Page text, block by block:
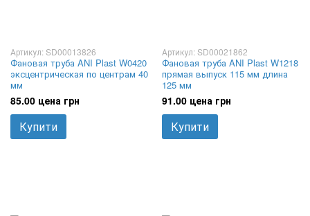
Артикул: SD00013826
Фановая труба ANI Plast W0420
эксцентрическая по центрам 40
мм
85.00 цена грн
Купити
Артикул: SD00021862
Фановая труба ANI Plast W1218
прямая выпуск 115 мм длина
125 мм
91.00 цена грн
Купити